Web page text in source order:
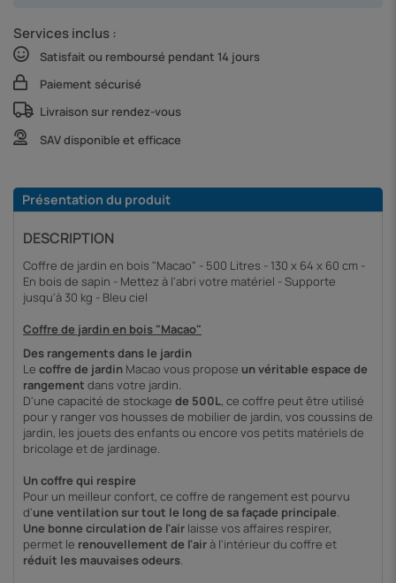
Services inclus :
Satisfait ou remboursé pendant 14 jours
Paiement sécurisé
Livraison sur rendez-vous
SAV disponible et efficace
Présentation du produit
DESCRIPTION
Coffre de jardin en bois "Macao" - 500 Litres - 130 x 64 x 60 cm -
En bois de sapin - Mettez à l'abri votre matériel - Supporte
jusqu'à 30 kg - Bleu ciel
Coffre de jardin en bois "Macao"
Des rangements dans le jardin
Le coffre de jardin Macao vous propose un véritable espace de
rangement dans votre jardin.
D'une capacité de stockage de 500L, ce coffre peut être utilisé
pour y ranger vos housses de mobilier de jardin, vos coussins de
jardin, les jouets des enfants ou encore vos petits matériels de
bricolage et de jardinage.
Un coffre qui respire
Pour un meilleur confort, ce coffre de rangement est pourvu
d'une ventilation sur tout le long de sa façade principale.
Une bonne circulation de l'air laisse vos affaires respirer,
permet le renouvellement de l'airà l'intérieur du coffre et
réduit les mauvaises odeurs.